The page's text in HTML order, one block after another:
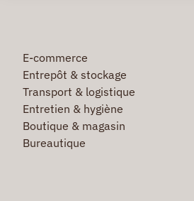
E-commerce
Entrepôt & stockage
Transport & logistique
Entretien & hygiène
Boutique & magasin
Bureautique